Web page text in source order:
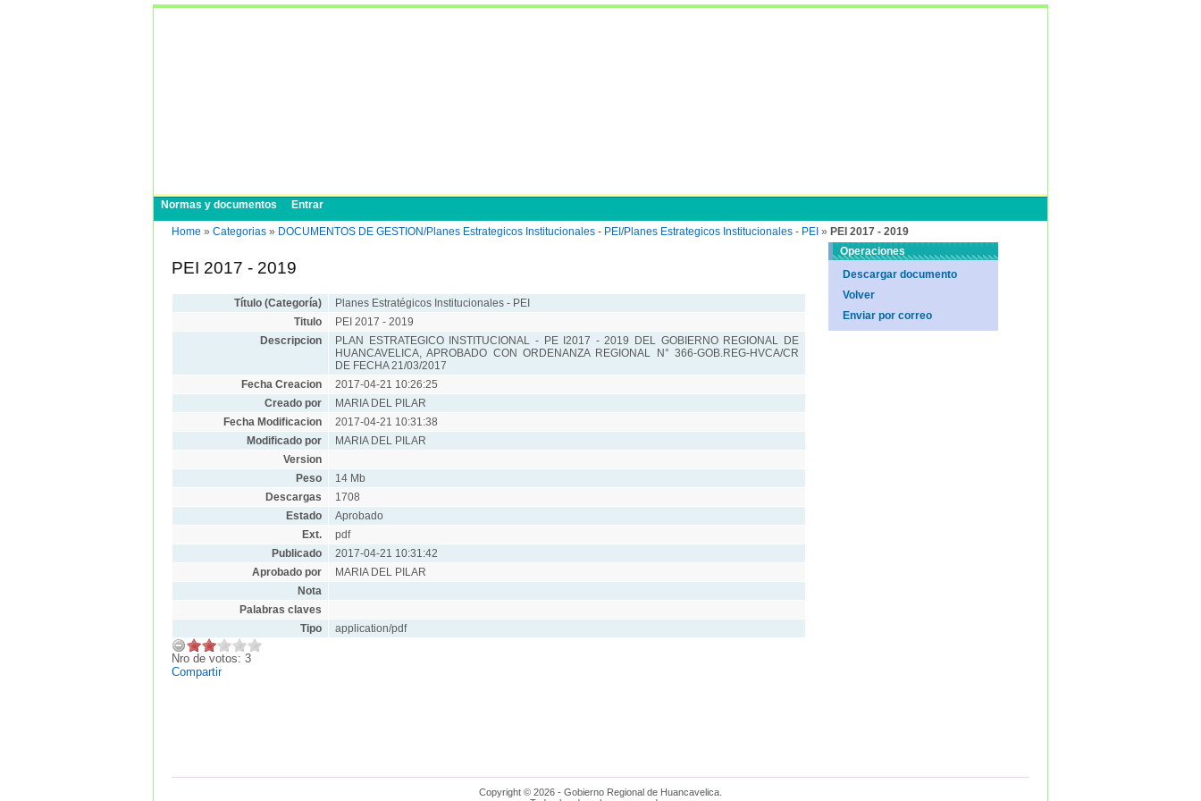
Normas y documentos Entrar
Home » Categorias » DOCUMENTOS DE GESTION/Planes Estrategicos Institucionales - PEI/Planes Estrategicos Institucionales - PEI » PEI 2017 - 2019
PEI 2017 - 2019
Título (Categoría)
Planes Estratégicos Institucionales - PEI
Titulo
PEI 2017 - 2019
Descripcion
PLAN ESTRATEGICO INSTITUCIONAL - PE I2017 - 2019 DEL GOBIERNO REGIONAL DE
HUANCAVELICA, APROBADO CON ORDENANZA REGIONAL N° 366-GOB.REG-HVCA/CR
DE FECHA 21/03/2017
Fecha Creacion
2017-04-21 10:26:25
Creado por
MARIA DEL PILAR
Fecha Modificacion
2017-04-21 10:31:38
Modificado por
MARIA DEL PILAR
Version
Peso
14 Mb
Descargas
1708
Estado
Aprobado
Ext.
pdf
Publicado
2017-04-21 10:31:42
Aprobado por
MARIA DEL PILAR
Nota
Palabras claves
Tipo
application/pdf
Nro de votos: 3
Compartir
Operaciones
Descargar documento
Volver
Enviar por correo
Copyright © 2026 - Gobierno Regional de Huancavelica.